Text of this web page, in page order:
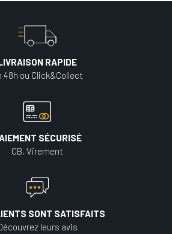
RAPIDE
48h ou Click&Collect
SÉCURISÉ
CB, Virement
SONT SATISFAITS
leurs avis